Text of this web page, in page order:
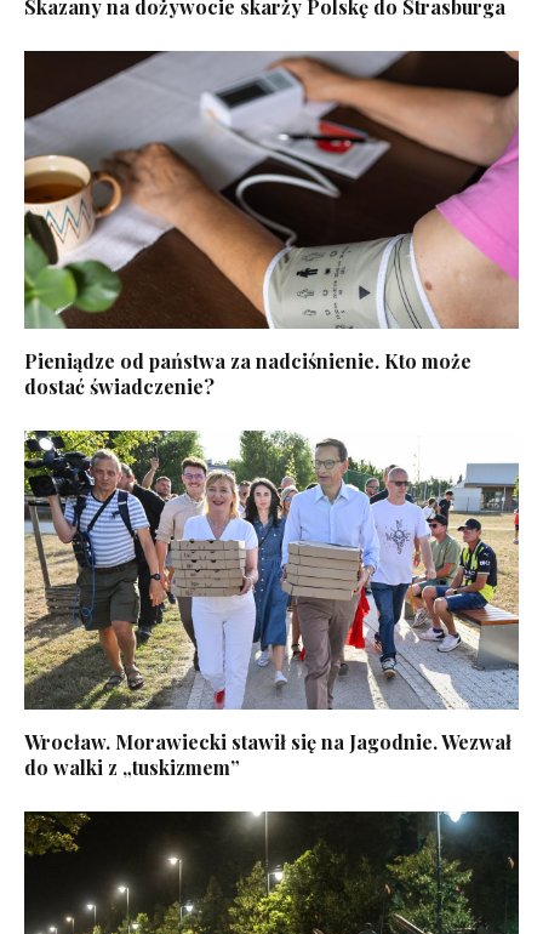
Skazany na dożywocie skarży Polskę do Strasburga
Pieniądze od państwa za nadciśnienie. Kto może
dostać świadczenie?
Wrocław. Morawiecki stawił się na Jagodnie. Wezwał
do walki z „tuskizmem”